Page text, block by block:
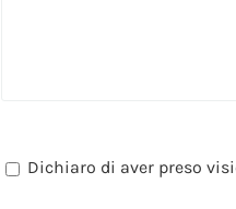
Dichiaro di aver preso